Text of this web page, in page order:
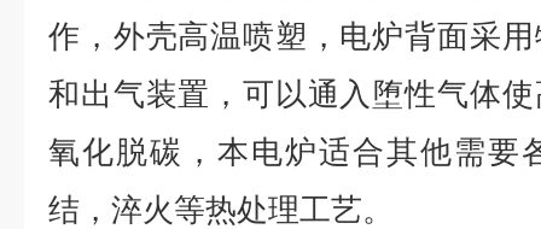
作，外壳高温喷塑，电炉背面采
和出气装置，可以通入堕性气体
氧化脱碳，本电炉适合其他需要
结，淬火等热处理工艺。